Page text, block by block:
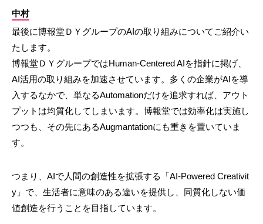
中村
最後に博報堂ＤＹグループのAIの取り組みについてご紹介い
たします。
博報堂ＤＹグループではHuman-Centered AIを指針に掲げ、
AI活用の取り組みを加速させています。多くの企業がAIを導
入するなかで、単なるAutomationだけを追求すれば、アウト
プットは均質化してしまいます。博報堂では効率化は実施し
つつも、その先にあるAugmantationにも重きを置いていま
す。
つまり、AIで人間の創造性を拡張する「AI-Powered Creativit
y」で、生活者に意味のある違いを提供し、同質化しない価
値創造を行うことを目指しています。